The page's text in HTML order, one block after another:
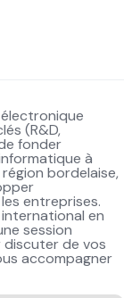
(R&D,
fonder
à
bordelaise,
entreprises.
en
session
de vos
accompagner